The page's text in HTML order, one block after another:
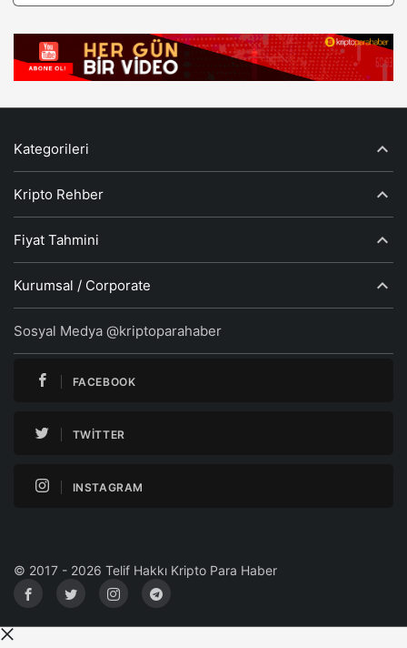
Kategorileri
Kripto Rehber
Fiyat Tahmini
Kurumsal / Corporate
Sosyal Medya @kriptoparahaber
FACEBOOK
TWITTER
INSTAGRAM
© 2017 - 2026 Telif Hakkı Kripto Para Haber